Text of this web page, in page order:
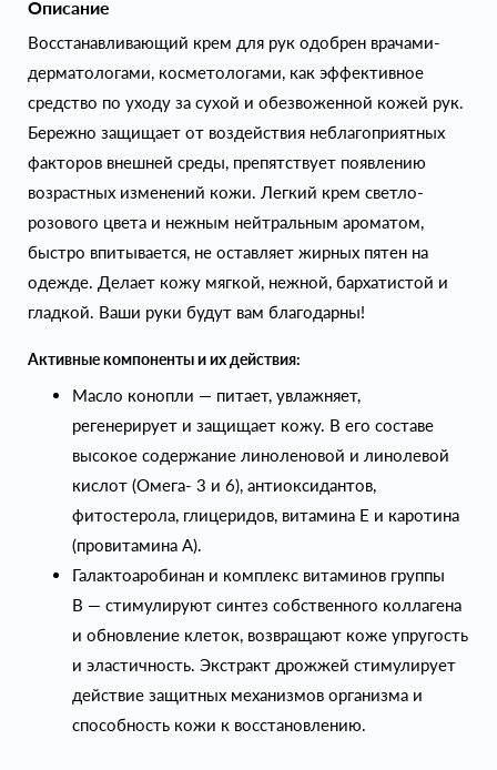
Описание
Восстанавливающий крем для рук одобрен врачами-
дерматологами, косметологами, как эффективное
средство по уходу за сухой и обезвоженной кожей рук.
Бережно защищает от воздействия неблагоприятных
факторов внешней среды, препятствует появлению
возрастных изменений кожи. Легкий крем светло-
розового цвета и нежным нейтральным ароматом,
быстро впитывается, не оставляет жирных пятен на
одежде. Делает кожу мягкой, нежной, бархатистой и
гладкой. Ваши руки будут вам благодарны!
Активные компоненты и их действия:
Масло конопли — питает, увлажняет,
регенерирует и защищает кожу. В его составе
высокое содержание линоленовой и линолевой
кислот (Омега- 3 и 6), антиоксидантов,
фитостерола, глицеридов, витамина Е и каротина
(провитамина А).
Галактоаробинан и комплекс витаминов группы
В — стимулируют синтез собственного коллагена
и обновление клеток, возвращают коже упругость
и эластичность. Экстракт дрожжей стимулирует
действие защитных механизмов организма и
способность кожи к восстановлению.